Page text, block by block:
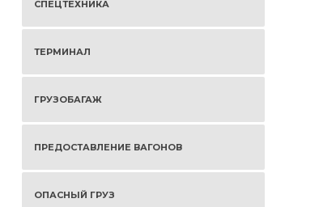
СПЕЦТЕХНИКА
ТЕРМИНАЛ
ГРУЗОБАГАЖ
ПРЕДОСТАВЛЕНИЕ ВАГОНОВ
ОПАСНЫЙ ГРУЗ